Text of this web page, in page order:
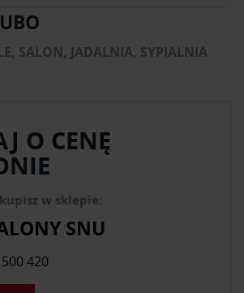
SALON, JADALNIA, SYPIALNIA
O CENĘ
w sklepie:
SNU
420